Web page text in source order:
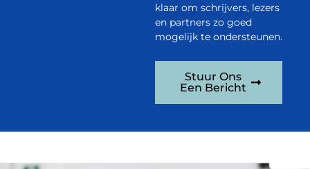
klaar om schrijvers, lezers
en partners zo goed
mogelijk te ondersteunen.
Stuur Ons
Een Bericht